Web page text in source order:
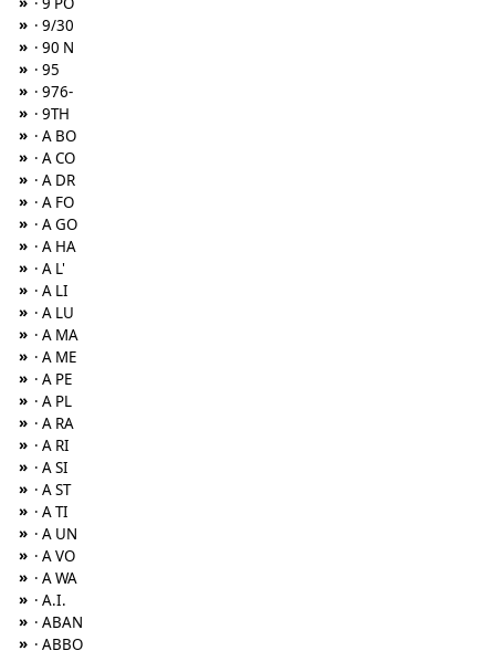
» · 9/30
» · 90 N
» · 95
» · 976-
» · 9TH
» · A BO
» · A CO
» · A DR
» · A FO
» · A GO
» · A HA
» · A L'
» · A LI
» · A LU
» · A MA
» · A ME
» · A PE
» · A PL
» · A RA
» · A RI
» · A SI
» · A ST
» · A TI
» · A UN
» · A VO
» · A WA
» · A.I.
» · ABAN
» · ABBO